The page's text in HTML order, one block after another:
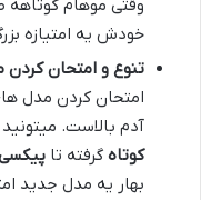
خودش یه امتیازه
تنوع و امتحان
امتحان کردن مدل
آدم بالاست.
کوتاه گرفته تا
بهار یه مدل جدید